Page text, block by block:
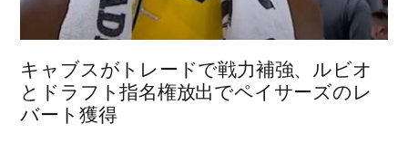
キャブスがトレードで戦力補強、ルビオ
とドラフト指名権放出でペイサーズのレ
バート獲得